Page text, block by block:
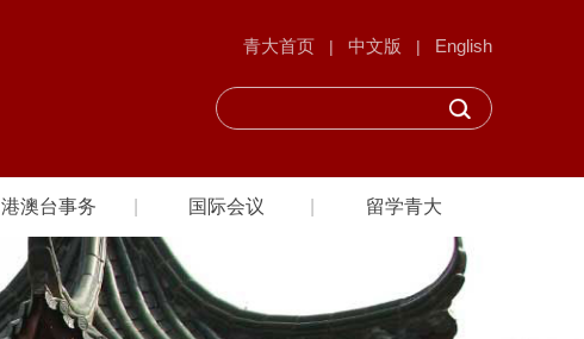
青大首页 | 中文版 | English
港澳台事务 国际会议 留学青大